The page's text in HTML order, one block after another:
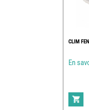
CLIM
En